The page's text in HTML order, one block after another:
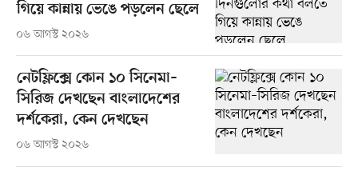
গিয়ে কান্নায় ভেঙে পড়লেন ছেলে
০৬ আগস্ট ২০২৬
নেটফ্লিক্সে কোন ১০ সিনেমা–
সিরিজ দেখছেন বাংলাদেশের
দর্শকেরা, কেন দেখছেন
০৬ আগস্ট ২০২৬